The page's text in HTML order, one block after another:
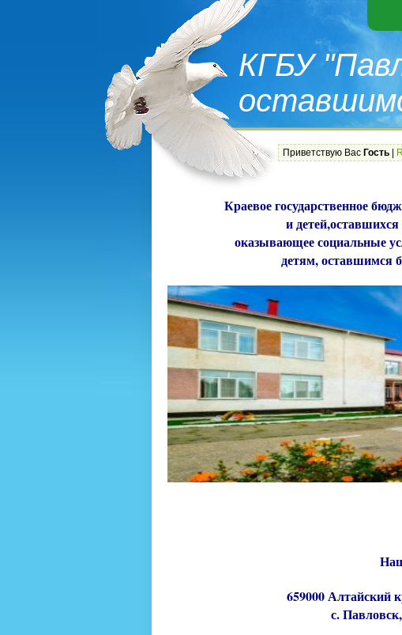
КГБУ
Приветствую Вас Гость
Краевое государственное
и
оказывающее социальные
детям, оставшимся
659000 Алтайский
с.